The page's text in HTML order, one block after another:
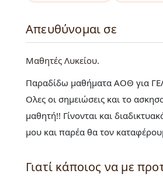
Απευθύνομαι σε
Μαθητές Λυκείου
Παραδίδω μαθήματα ΑΟΘ για ΓΕΛ
Ολες οι σημειώσεις και το
μαθητή!! Γίνονται και
μου και παρέα θα τον
Γιατί κάποιος να με